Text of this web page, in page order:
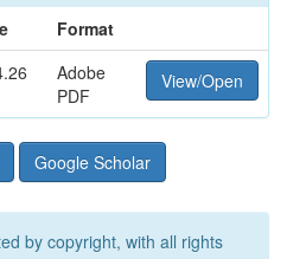
Format
Adobe
PDF
View/Open
Google Scholar
by copyright, with all rights